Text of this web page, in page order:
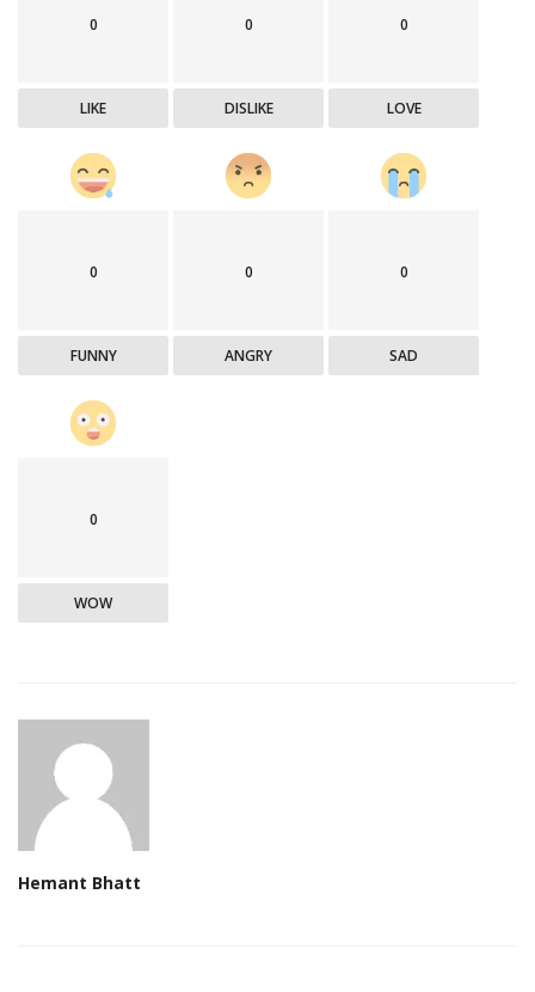
0
LIKE
0
DISLIKE
0
LOVE
0
FUNNY
0
ANGRY
0
SAD
0
WOW
Hemant Bhatt